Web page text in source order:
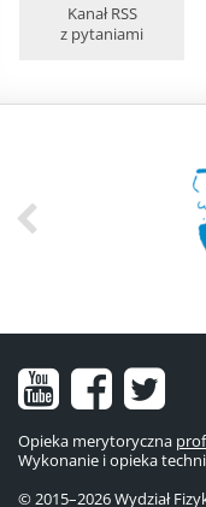
Kanał RSS
z pytaniami
Nasz
kanał
na
Nasz
na
Opieka merytoryczna
Wykonanie i opieka
© 2015–2026 Wydział